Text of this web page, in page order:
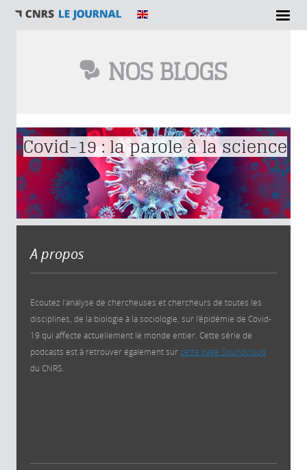
NOS BLOGS
Vous êtes ici
Covid-19 : la parole à la science
A propos
Ecoutez l'analyse de chercheuses et chercheurs de toutes les
disciplines, de la biologie à la sociologie, sur l'épidémie de Covid-
19 qui affecte actuellement le monde entier. Cette série de
podcasts est à retrouver également surcette page Soundcloud
du CNRS.